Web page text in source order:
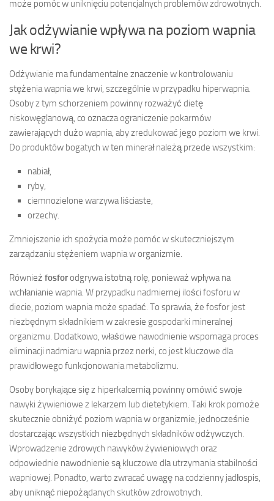
może pomóc w uniknięciu potencjalnych problemów zdrowotnych.
Jak odżywianie wpływa na poziom wapnia
we krwi?
Odżywianie ma fundamentalne znaczenie w kontrolowaniu
stężenia wapnia we krwi, szczególnie w przypadku hiperwapnia.
Osoby z tym schorzeniem powinny rozważyć dietę
niskowęglanową, co oznacza ograniczenie pokarmów
zawierających dużo wapnia, aby zredukować jego poziom we krwi.
Do produktów bogatych w ten minerał należą przede wszystkim:
nabiał,
ryby,
ciemnozielone warzywa liściaste,
orzechy.
Zmniejszenie ich spożycia może pomóc w skuteczniejszym
zarządzaniu stężeniem wapnia w organizmie.
Również fosforodgrywa istotną rolę, ponieważ wpływa na
wchłanianie wapnia. W przypadku nadmiernej ilości fosforu w
diecie, poziom wapnia może spadać. To sprawia, że fosfor jest
niezbędnym składnikiem w zakresie gospodarki mineralnej
organizmu. Dodatkowo, właściwe nawodnienie wspomaga proces
eliminacji nadmiaru wapnia przez nerki, co jest kluczowe dla
prawidłowego funkcjonowania metabolizmu.
Osoby borykające się z hiperkalcemią powinny omówić swoje
nawyki żywieniowe z lekarzem lub dietetykiem. Taki krok pomoże
skutecznie obniżyć poziom wapnia w organizmie, jednocześnie
dostarczając wszystkich niezbędnych składników odżywczych.
Wprowadzenie zdrowych nawyków żywieniowych oraz
odpowiednie nawodnienie są kluczowe dla utrzymania stabilności
wapniowej. Ponadto, warto zwracać uwagę na codzienny jadłospis,
aby uniknąć niepożądanych skutków zdrowotnych.